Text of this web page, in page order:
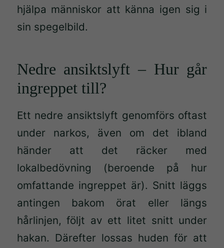
hjälpa människor att känna igen sig i
sin spegelbild.
Nedre ansiktslyft – Hur går
ingreppet till?
Ett nedre ansiktslyft genomförs oftast
under narkos, även om det ibland
händer att det räcker med
lokalbedövning (beroende på hur
omfattande ingreppet är). Snitt läggs
antingen bakom örat eller längs
hårlinjen, följt av ett litet snitt under
hakan. Därefter lossas huden för att